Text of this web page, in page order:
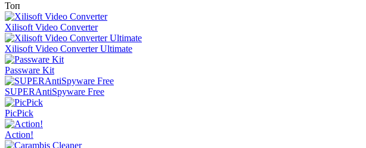
Топ
Xilisoft Video Converter
Xilisoft Video Converter Ultimate
Passware Kit
SUPERAntiSpyware Free
PicPick
Action!